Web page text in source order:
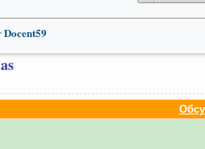
Docent59